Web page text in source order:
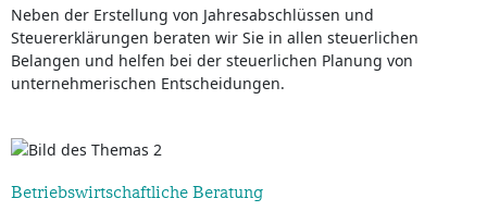
Neben der Erstellung von Jahresabschlüssen und
Steuererklärungen beraten wir Sie in allen steuerlichen
Belangen und helfen bei der steuerlichen Planung von
unternehmerischen Entscheidungen.
Betriebswirtschaftliche Beratung